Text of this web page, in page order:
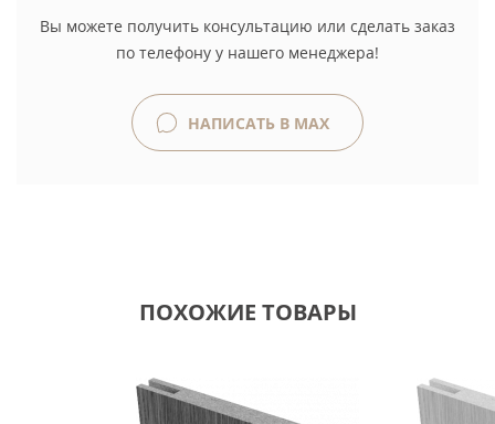
Вы можете получить консультацию или сделать заказ
по телефону у нашего менеджера!
НАПИСАТЬ В MAX
ПОХОЖИЕ ТОВАРЫ